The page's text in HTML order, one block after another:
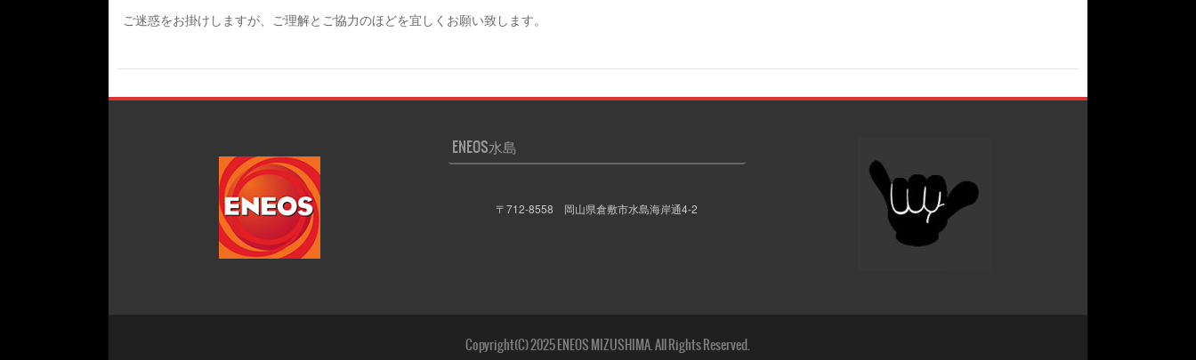
ご迷惑をお掛けしますが、ご理解とご協力のほどを宜しくお願い致します。
ENEOS水島
〒712-8558 岡山県倉敷市水島海岸通4-2
Copyright(C) 2025 ENEOS MIZUSHIMA. All Rights Reserved.